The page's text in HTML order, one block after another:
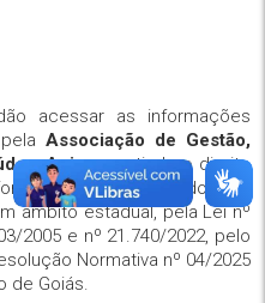
acessar as informações
Associação de Gestão,
- Agir, garantindo o direito
regulamentado pela
âmbito estadual, pela Lei nº
2005 e nº 21.740/2022, pelo
Normativa nº 04/2025
de Goiás.